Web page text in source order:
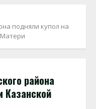
подняли купол на
района
Казанской